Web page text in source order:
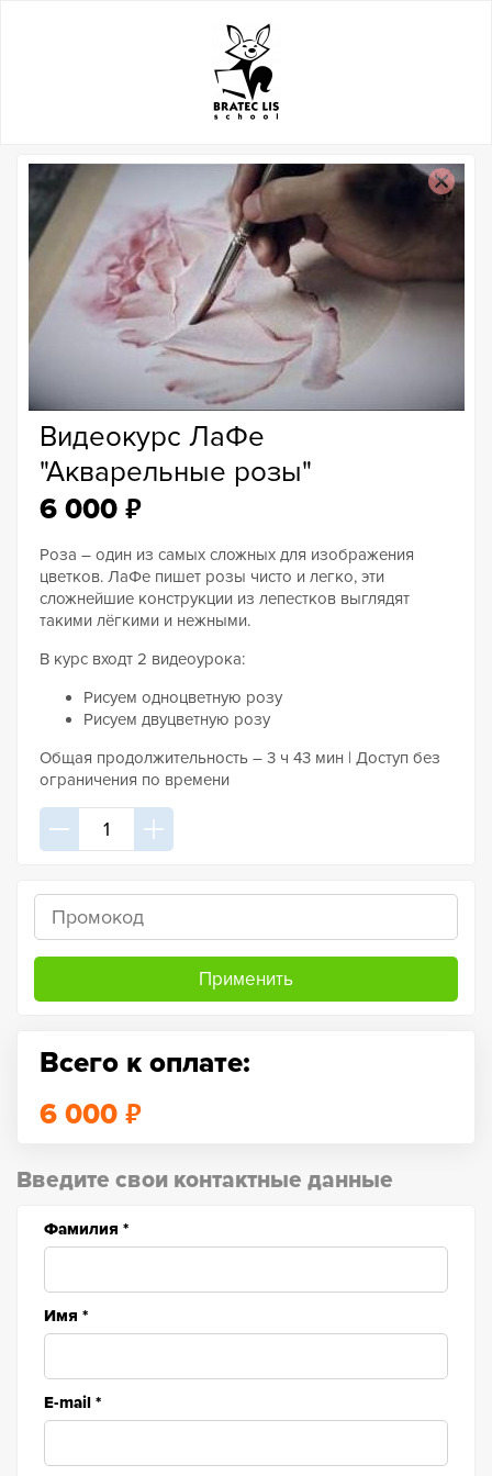
Видеокурс ЛаФе
"Акварельные розы"
6 000 ₽
Роза – один из самых сложных для изображения
цветков. ЛаФе пишет розы чисто и легко, эти
сложнейшие конструкции из лепестков выглядят
такими лёгкими и нежными.
В курс входт 2 видеоурока:
Рисуем одноцветную розу
Рисуем двуцветную розу
Общая продолжительность – 3 ч 43 мин | Доступ без
ограничения по времени
Применить
Всего к оплате:
6 000 ₽
Введите свои контактные данные
Фамилия *
Имя *
E-mail *